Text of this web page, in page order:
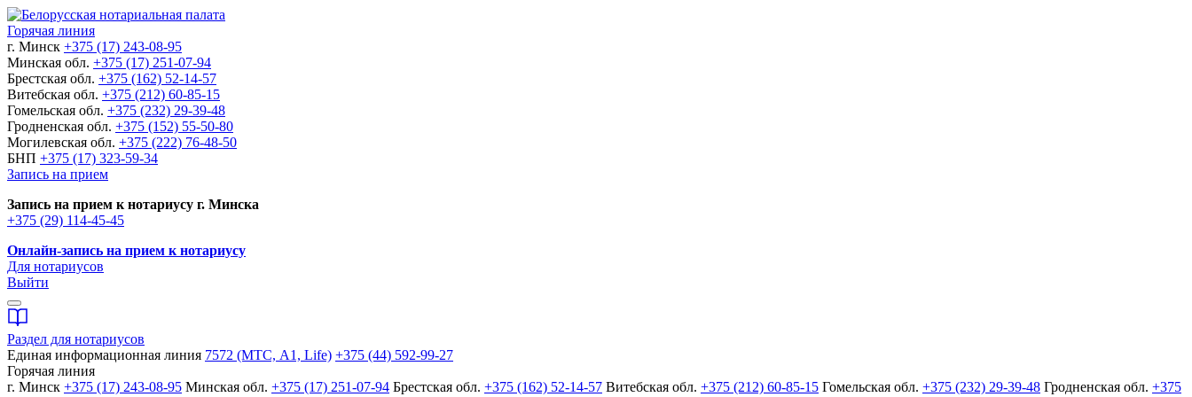
Горячая линия
г. Минск +375 (17) 243-08-95
Минская обл. +375 (17) 251-07-94
Брестская обл. +375 (162) 52-14-57
Витебская обл. +375 (212) 60-85-15
Гомельская обл. +375 (232) 29-39-48
Гродненская обл. +375 (152) 55-50-80
Могилевская обл. +375 (222) 76-48-50
БНП +375 (17) 323-59-34
Запись на прием
Запись на прием к нотариусу г. Минска
+375 (29) 114-45-45
Онлайн-запись на прием к нотариусу
Для нотариусов
Выйти
Раздел для нотариусов
Единая информационная линия 7572 (МТС, A1, Life) +375 (44) 592-99-27
Горячая линия
г. Минск +375 (17) 243-08-95 Минская обл. +375 (17) 251-07-94 Брестская обл. +375 (162) 52-14-57 Витебская обл. +375 (212) 60-85-15 Гомельская обл. +375 (232) 29-39-48 Гродненская обл. +375